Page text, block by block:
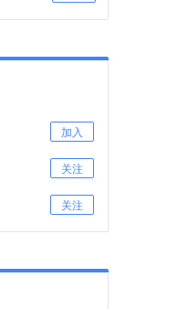
加入
关注
关注